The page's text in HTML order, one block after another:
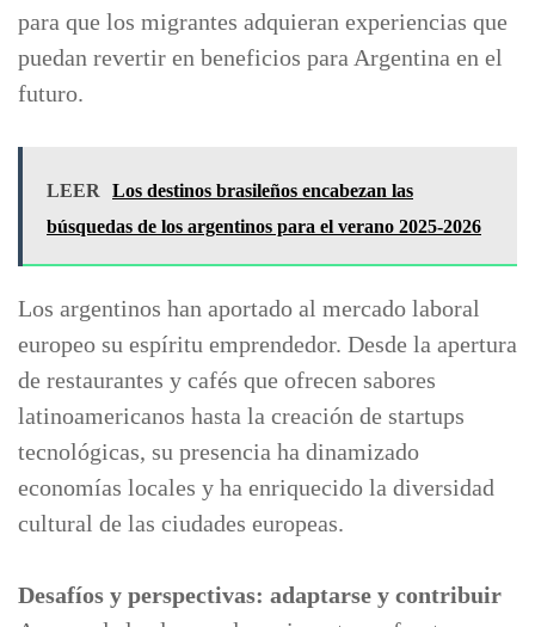
para que los migrantes adquieran experiencias que
puedan revertir en beneficios para Argentina en el
futuro.
LEER
Los destinos brasileños encabezan las
búsquedas de los argentinos para el verano 2025-2026
Los argentinos han aportado al mercado laboral
europeo su espíritu emprendedor. Desde la apertura
de restaurantes y cafés que ofrecen sabores
latinoamericanos hasta la creación de startups
tecnológicas, su presencia ha dinamizado
economías locales y ha enriquecido la diversidad
cultural de las ciudades europeas.
Desafíos y perspectivas: adaptarse y contribuir